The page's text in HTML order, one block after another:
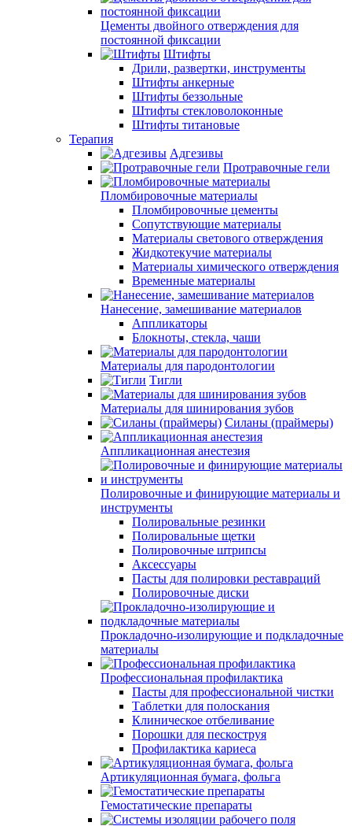
Цементы двойного отверждения для
постоянной фиксации
Штифты
Дрили, развертки, инструменты
Штифты анкерные
Штифты беззольные
Штифты стекловолоконные
Штифты титановые
Терапия
Адгезивы
Протравочные гели
Пломбировочные материалы
Пломбировочные цементы
Сопутствующие материалы
Материалы светового отверждения
Жидкотекучие материалы
Материалы химического отверждения
Временные материалы
Нанесение, замешивание материалов
Аппликаторы
Блокноты, стекла, чаши
Материалы для пародонтологии
Тигли
Материалы для шинирования зубов
Силаны (праймеры)
Аппликационная анестезия
Полировочные и финирующие материалы и
инструменты
Полировальные резинки
Полировальные щетки
Полировочные штрипсы
Аксессуары
Пасты для полировки реставраций
Полировочные диски
Прокладочно-изолирующие и подкладочные
материалы
Профессиональная профилактика
Пасты для профессиональной чистки
Таблетки для полоскания
Клиническое отбеливание
Порошки для пескоструя
Профилактика кариеса
Артикуляционная бумага, фольга
Гемостатические препараты